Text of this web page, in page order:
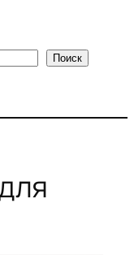
Поиск